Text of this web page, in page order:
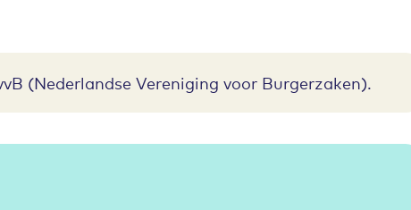
(Nederlandse Vereniging voor Burgerzaken).